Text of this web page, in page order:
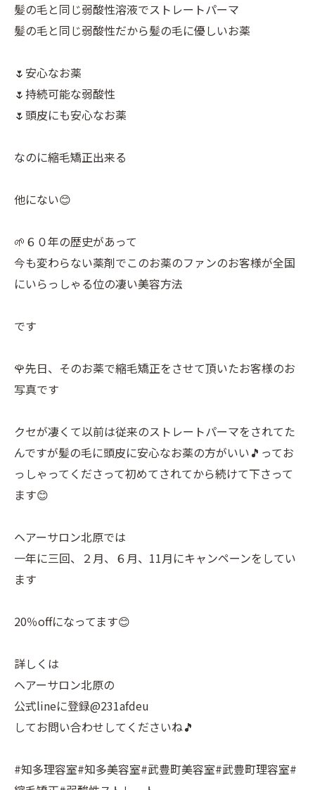
髪の毛と同じ弱酸性溶液でストレートパーマ
髪の毛と同じ弱酸性だから髪の毛に優しいお薬
🌷安心なお薬
🌷持続可能な弱酸性
🌷頭皮にも安心なお薬
なのに縮毛矯正出来る
他にない😊
🌱６０年の歴史があって
今も変わらない薬剤でこのお薬のファンのお客様が全国
にいらっしゃる位の凄い美容方法
です
🌹先日、そのお薬で縮毛矯正をさせて頂いたお客様のお
写真です
クセが凄くて以前は従来のストレートパーマをされてた
んですが髪の毛に頭皮に安心なお薬の方がいい🎵ってお
っしゃってくださって初めてされてから続けて下さって
ます😊
ヘアーサロン北原では
一年に三回、２月、６月、11月にキャンペーンをしてい
ます
20％offになってます😊
詳しくは
ヘアーサロン北原の
公式lineに登録@231afdeu
してお問い合わせしてくださいね🎵
#知多理容室#知多美容室#武豊町美容室#武豊町理容室#